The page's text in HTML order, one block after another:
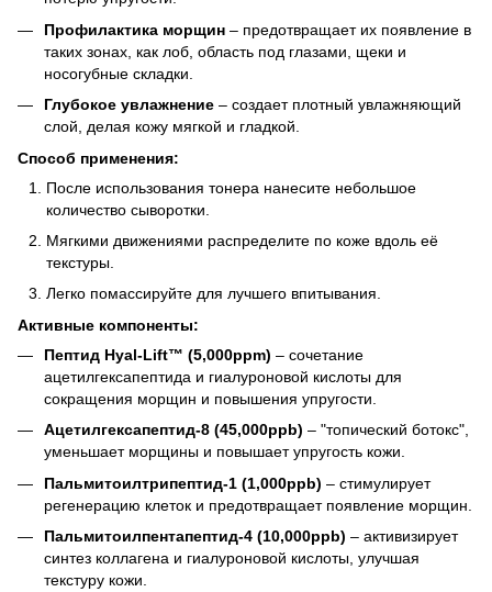
Профилактика морщин – предотвращает их появление в
таких зонах, как лоб, область под глазами, щеки и
носогубные складки.
Глубокое увлажнение – создает плотный увлажняющий
слой, делая кожу мягкой и гладкой.
Способ применения:
После использования тонера нанесите небольшое
количество сыворотки.
Мягкими движениями распределите по коже вдоль её
текстуры.
Легко помассируйте для лучшего впитывания.
Активные компоненты:
Пептид Hyal-Lift™ (5,000ppm) – сочетание
ацетилгексапептида и гиалуроновой кислоты для
сокращения морщин и повышения упругости.
Ацетилгексапептид-8 (45,000ppb) – "топический ботокс",
уменьшает морщины и повышает упругость кожи.
Пальмитоилтрипептид-1 (1,000ppb) – стимулирует
регенерацию клеток и предотвращает появление морщин.
Пальмитоилпентапептид-4 (10,000ppb) – активизирует
синтез коллагена и гиалуроновой кислоты, улучшая
текстуру кожи.